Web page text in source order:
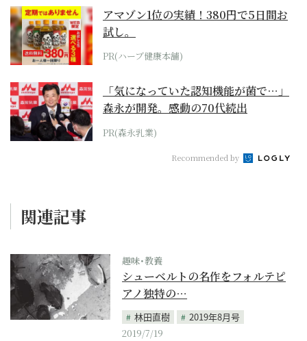
アマゾン1位の実績！380円で5日間お
試し。
PR(ハーブ健康本舗)
「気になっていた認知機能が菌で…」
森永が開発。感動の70代続出
PR(森永乳業)
Recommended by
関連記事
趣味･教養
シューベルトの名作をフォルテピ
アノ独特の…
林田直樹
2019年8月号
2019/7/19